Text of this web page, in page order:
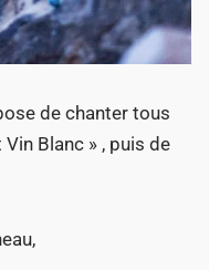
de chanter tous
Vin Blanc » , puis de